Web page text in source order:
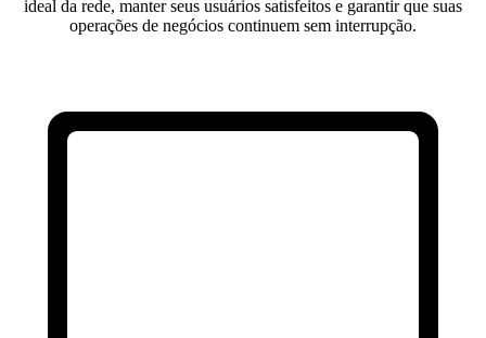
ideal da rede, manter seus usuários satisfeitos e garantir que suas
operações de negócios continuem sem interrupção.